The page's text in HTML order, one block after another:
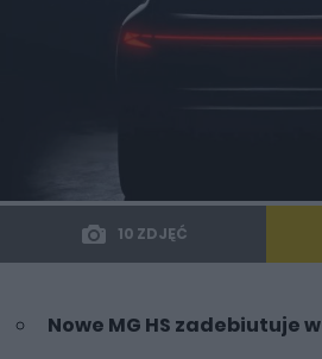
10 ZDJĘĆ
Nowe MG HS zadebiutuje w